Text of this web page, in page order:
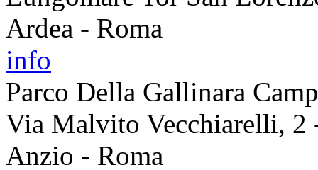
Ardea - Roma
info
Parco Della Gallinara
Via Malvito Vecchiarelli, 2
Anzio - Roma